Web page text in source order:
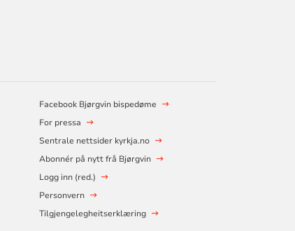
Facebook Bjørgvin bispedøme
For pressa
Sentrale nettsider kyrkja.no
Abonnér på nytt frå Bjørgvin
Logg inn (red.)
Personvern
Tilgjengelegheitserklæring